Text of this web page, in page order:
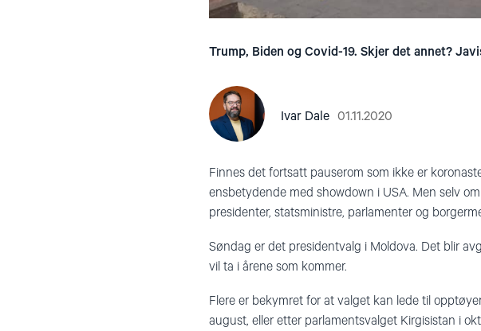
Trump, Biden og Covid-19. Skjer det annet?
Ivar Dale 01.11.2020
Finnes det fortsatt pauserom som ikke er
ensbetydende med showdown i USA. Men selv
presidenter, statsministre, parlamenter og
Søndag er det presidentvalg i Moldova. Det blir
vil ta i årene som kommer.
Flere er bekymret for at valget kan lede til
august, eller etter parlamentsvalget Kirgisistan i